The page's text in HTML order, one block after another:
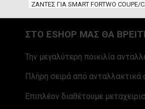
ΖΑΝΤΕΣ ΓΙΑ SMART FORTWO
ΣΤΟ ESHOP ΜΑΣ ΘΑ
Την μεγαλύτερη ποικιλία
Πλήρη σειρά από ανταλλακτικά
Επιπλέον διαθέτουμε